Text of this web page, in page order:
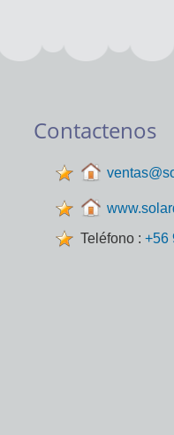
Contactenos
Teléfono : +56